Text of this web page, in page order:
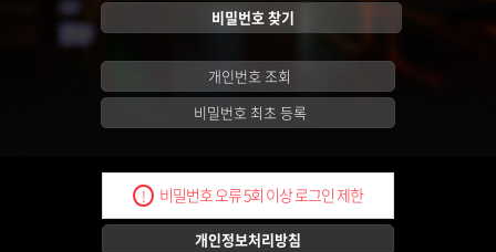
비밀번호 찾기
개인번호 조회
비밀번호 최초 등록
! 비밀번호 오류 5회 이상 로그인 제한
개인정보처리방침